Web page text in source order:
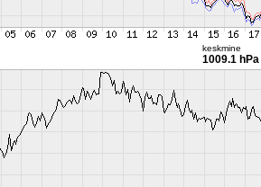
keskmine
1009.1 hPa